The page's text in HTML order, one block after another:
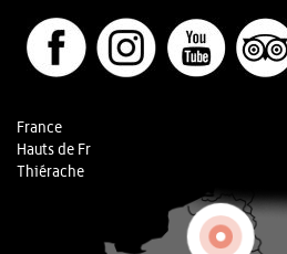
France
Hauts de Fr
Thiérache